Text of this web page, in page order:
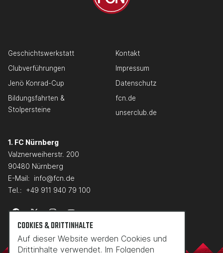
Geschichtswerkstatt
Clubverführungen
Jenö Konrad-Cup
Bildungsfahrten &
Stolpersteine
Kontakt
Impressum
Datenschutz
fcn.de
unserclub.de
1. FC Nürnberg
Valznerweiherstr. 200
90480 Nürnberg
E-Mail: info@fcn.de
Tel.: +49 911 940 79 100
COOKIES & DRITTINHALTE
Auf dieser Website werden Cookies und
Drittinhalte verwendet. Im Folgenden